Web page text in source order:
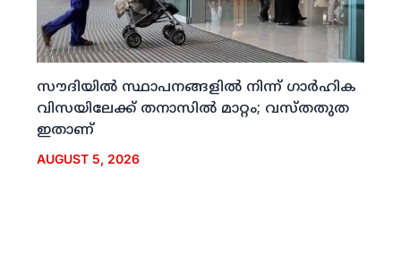
സൗദിയില്‍ സ്ഥാപനങ്ങളില്‍ നിന്ന് ഗാര്‍ഹിക
വിസയിലേക്ക് തനാസില്‍ മാറ്റം; വസ്തതുത
ഇതാണ്
AUGUST 5, 2026